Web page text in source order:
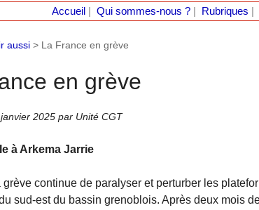
Accueil Qui sommes-nous ?| Rubriques
aussi > La France en grève
en grève
2025 par Unité CGT
à Arkema Jarrie
grève continue de paralyser et perturber les
sud-est du bassin grenoblois. Après deux mois